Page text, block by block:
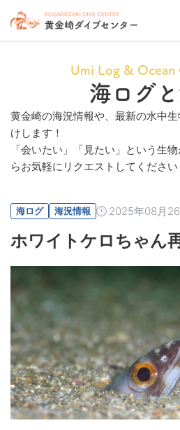
Umi Log & Ocean
海ログ
黄金崎の海況情報や、最新の水中
けします！
「会いたい」「見たい」という生
らお気軽にリクエストしてください
海ログ 海況情報 2025年08月
ホワイトケロちゃん